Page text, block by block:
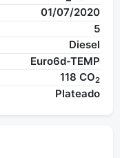
01/07/2020
5
Diesel
Euro6d-TEMP
118 CO2
Plateado